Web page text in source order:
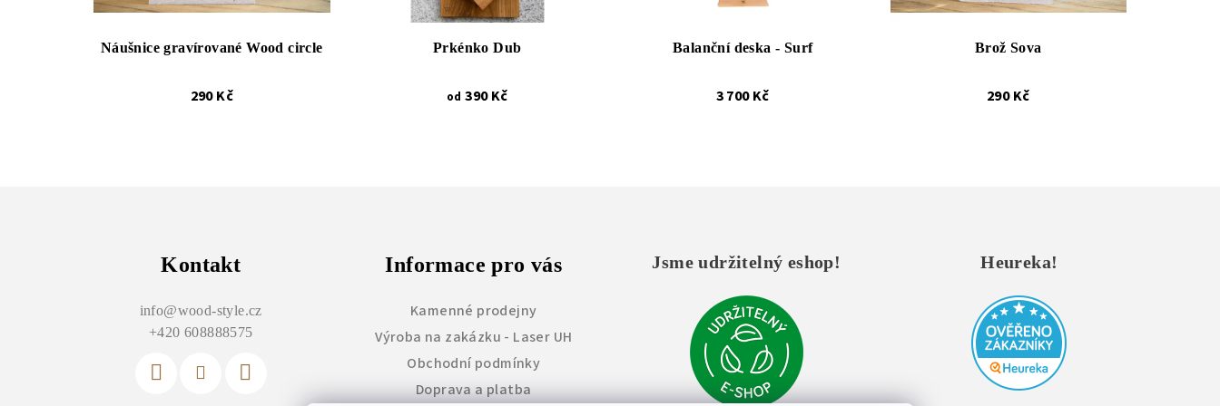
Náušnice gravírované Wood circle
290 Kč
Prkénko Dub
od 390 Kč
Balanční deska - Surf
3 700 Kč
Brož Sova
290 Kč
Kontakt
info@wood-style.cz
+420 608888575
Informace pro vás
Kamenné prodejny
Výroba na zakázku - Laser UH
Obchodní podmínky
Doprava a platba
Jsme udržitelný eshop! Heureka!